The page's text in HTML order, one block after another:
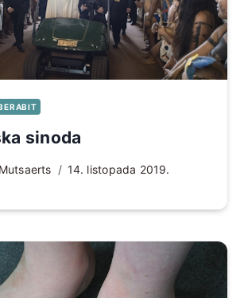
sinoda
14. listopada 2019.